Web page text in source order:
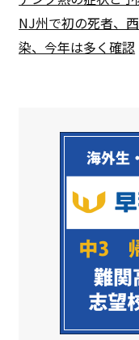
NJ州で初の死者、
染、今年は多く確認